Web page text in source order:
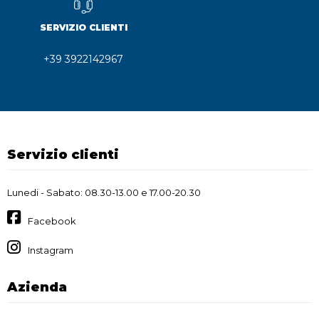
SERVIZIO CLIENTI
+39 3922142967
Servizio clienti
Lunedi - Sabato: 08.30-13.00 e 17.00-20.30
Facebook
Instagram
Azienda